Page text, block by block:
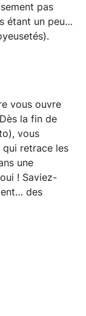
pas
étant un peu…
vous ouvre
la fin de
vous
qui retrace les
une
! Saviez-
des